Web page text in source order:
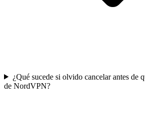
¿Qué sucede si olvido cancelar antes de
de NordVPN?